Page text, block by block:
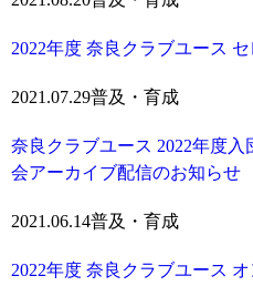
2022年度 奈良クラブユース
2021.07.29普及・育成
奈良クラブユース 2022年度
会アーカイブ配信のお知らせ
2021.06.14普及・育成
2022年度 奈良クラブユース